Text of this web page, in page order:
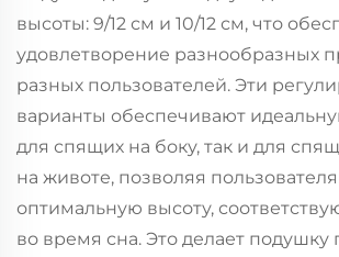
высоты: 9/12 см и 10/12 см, что
удовлетворение разнообразных
разных пользователей. Эти
варианты обеспечивают
для спящих на боку, так и для
на животе, позволяя
оптимальную высоту,
во время сна. Это делает подушку